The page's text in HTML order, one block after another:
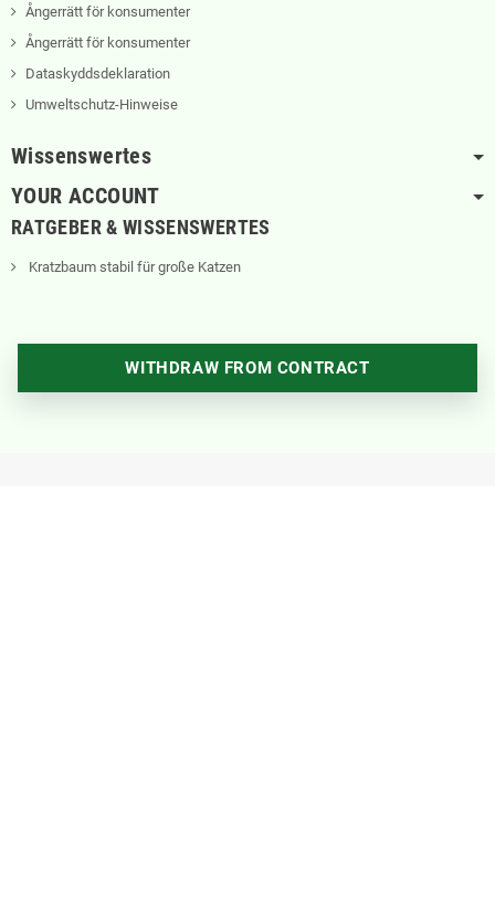
Ångerrätt för konsumenter
Ångerrätt för konsumenter
Dataskyddsdeklaration
Umweltschutz-Hinweise
Wissenswertes
YOUR ACCOUNT
RATGEBER & WISSENSWERTES
Kratzbaum stabil für große Katzen
WITHDRAW FROM CONTRACT